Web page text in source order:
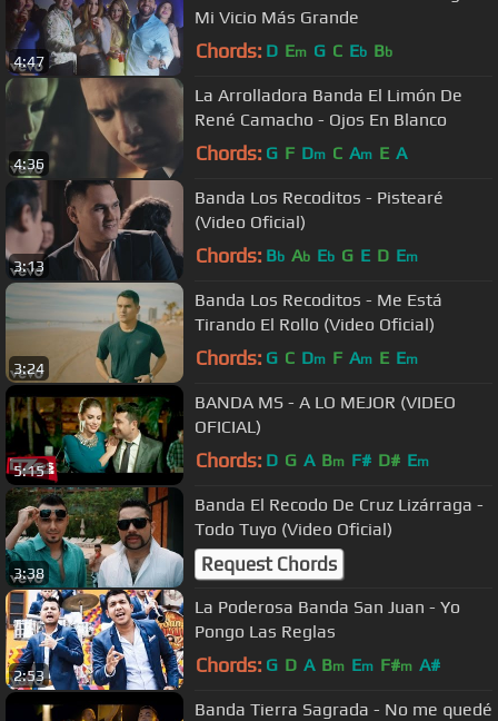
4:47
Mi Vicio Más Grande
Chords: D Em G C Eb Bb
4:36
La Arrolladora Banda El Limón De
René Camacho - Ojos En Blanco
Chords: G F Dm C Am E A
3:13
Banda Los Recoditos - Pistearé
(Video Oficial)
Chords: Bb Ab Eb G E D Em
3:24
Banda Los Recoditos - Me Está
Tirando El Rollo (Video Oficial)
Chords: G C Dm F Am E Em
5:15
BANDA MS - A LO MEJOR (VIDEO
OFICIAL)
Chords: D G A Bm F# D# Em
3:38
Banda El Recodo De Cruz Lizárraga -
Todo Tuyo (Video Oficial)
Request Chords
2:53
La Poderosa Banda San Juan - Yo
Pongo Las Reglas
Chords: G D A Bm Em F#m A#
Banda Tierra Sagrada - No me quedé